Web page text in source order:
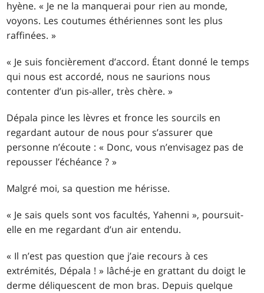
hyène. « Je ne la manquerai pour rien au monde,
voyons. Les coutumes éthériennes sont les plus
raffinées. »
« Je suis foncièrement d’accord. Étant donné le temps
qui nous est accordé, nous ne saurions nous
contenter d’un pis-aller, très chère. »
Dépala pince les lèvres et fronce les sourcils en
regardant autour de nous pour s’assurer que
personne n’écoute : « Donc, vous n’envisagez pas de
repousser l’échéance ? »
Malgré moi, sa question me hérisse.
« Je sais quels sont vos facultés, Yahenni », poursuit-
elle en me regardant d’un air entendu.
« Il n’est pas question que j’aie recours à ces
extrémités, Dépala ! » lâché-je en grattant du doigt le
derme déliquescent de mon bras. Depuis quelque